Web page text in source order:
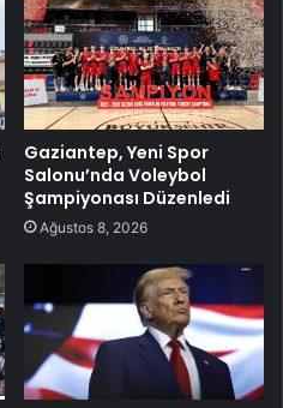
Gaziantep, Yeni Spor
Salonu’nda Voleybol
Şampiyonası Düzenledi
Ağustos 8, 2026